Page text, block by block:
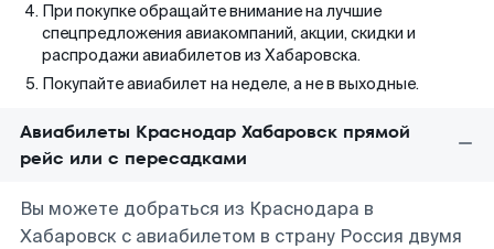
При покупке обращайте внимание на лучшие
спецпредложения авиакомпаний, акции, скидки и
распродажи авиабилетов из Хабаровска.
Покупайте авиабилет на неделе, а не в выходные.
Авиабилеты Краснодар Хабаровск прямой
рейс или с пересадками
Вы можете добраться из Краснодара в
Хабаровск с авиабилетом в страну Россия двумя